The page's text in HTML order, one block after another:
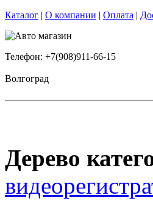
Каталог | О компании | Оплата |
Телефон: +7(908)911-66-15
Волгоград
Дерево